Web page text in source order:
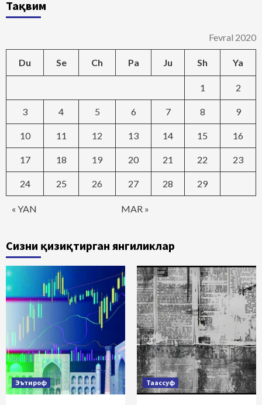
Тақвим
Fevral 2020
Du Se Ch Pa Ju Sh Ya
« YAN MAR »
1 2
3 4 5 6 7 8 9
10 11 12 13 14 15 16
17 18 19 20 21 22 23
24 25 26 27 28 29
Сизни қизиқтирган янгиликлар
Эътироф Таассуф